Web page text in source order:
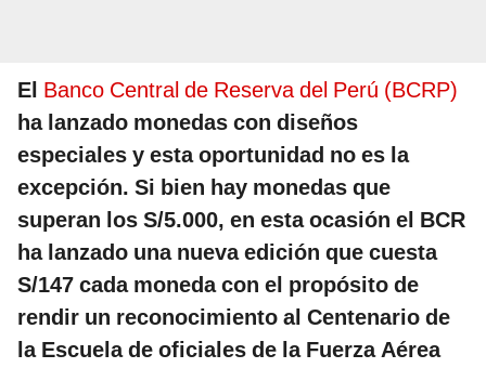
El Banco Central de Reserva del Perú (BCRP)
ha lanzado monedas con diseños
especiales y esta oportunidad no es la
excepción. Si bien hay monedas que
superan los S/5.000, en esta ocasión el BCR
ha lanzado una nueva edición que cuesta
S/147 cada moneda con el propósito de
rendir un reconocimiento al Centenario de
la Escuela de oficiales de la Fuerza Aérea